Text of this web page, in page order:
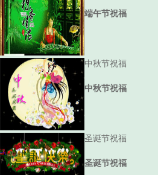
端午节祝福
中秋节祝福
中秋节祝福
圣诞节祝福
圣诞节祝福